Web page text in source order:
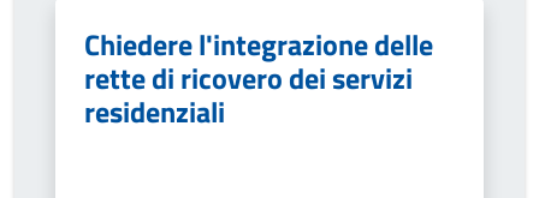
Chiedere l'integrazione delle
rette di ricovero dei servizi
residenziali